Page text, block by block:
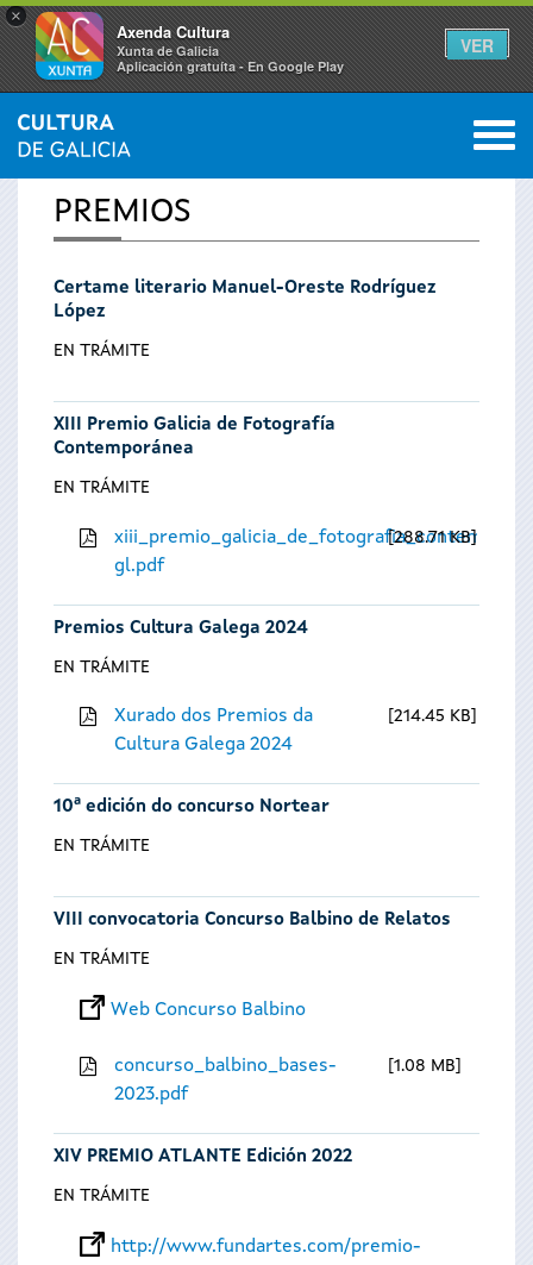
×
Axenda Cultura
Xunta de Galicia
Aplicación gratuíta - En Google Play
VER
Vostede
está
aquí
INICIO 0
PREMIOS
Certame literario Manuel-Oreste Rodríguez
López
EN TRÁMITE
XIII Premio Galicia de Fotografía
Contemporánea
EN TRÁMITE
gl.pdf
288.71 KB
Premios Cultura Galega 2024
EN TRÁMITE
Xurado dos Premios da
Cultura Galega 2024
214.45 KB
10ª edición do concurso Nortear
EN TRÁMITE
VIII convocatoria Concurso Balbino de Relatos
EN TRÁMITE
Web Concurso Balbino
concurso_balbino_bases-
2023.pdf
1.08 MB
XIV PREMIO ATLANTE Edición 2022
EN TRÁMITE
http://www.fundartes.com/premio-